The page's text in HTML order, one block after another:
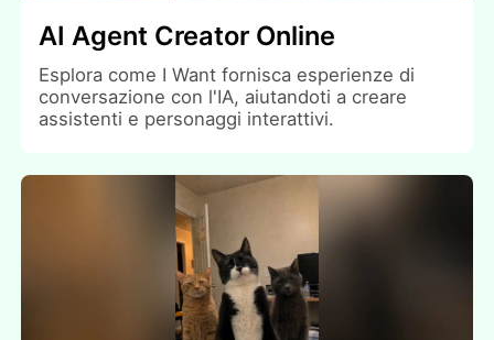
AI Agent Creator Online
Esplora come I Want fornisca esperienze di
conversazione con l'IA, aiutandoti a creare
assistenti e personaggi interattivi.